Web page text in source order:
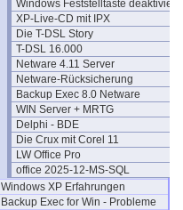
Windows Feststelltaste deaktivieren
XP-Live-CD mit IPX
Die T-DSL Story
T-DSL 16.000
Netware 4.11 Server
Netware-Rücksicherung
Backup Exec 8.0 Netware
WIN Server + MRTG
Delphi - BDE
Die Crux mit Corel 11
LW Office Pro
office 2025-12-MS-SQL
Windows XP Erfahrungen
Backup Exec for Win - Probleme